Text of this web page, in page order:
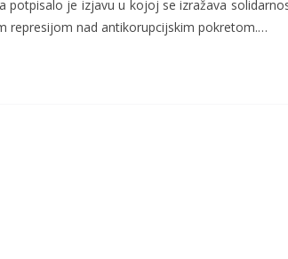
potpisalo je izjavu u kojoj se izražava
represijom nad antikorupcijskim pokretom.…